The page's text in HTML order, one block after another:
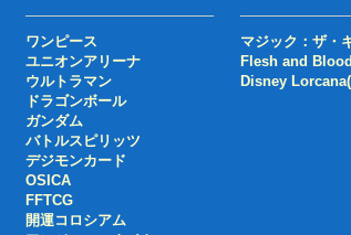
ワンピース
ユニオンアリーナ
ウルトラマン
ドラゴンボール
ガンダム
バトルスピリッツ
デジモンカード
OSICA
FFTCG
開運コロシアム
マジック：ザ・
Flesh and Blood
Disney